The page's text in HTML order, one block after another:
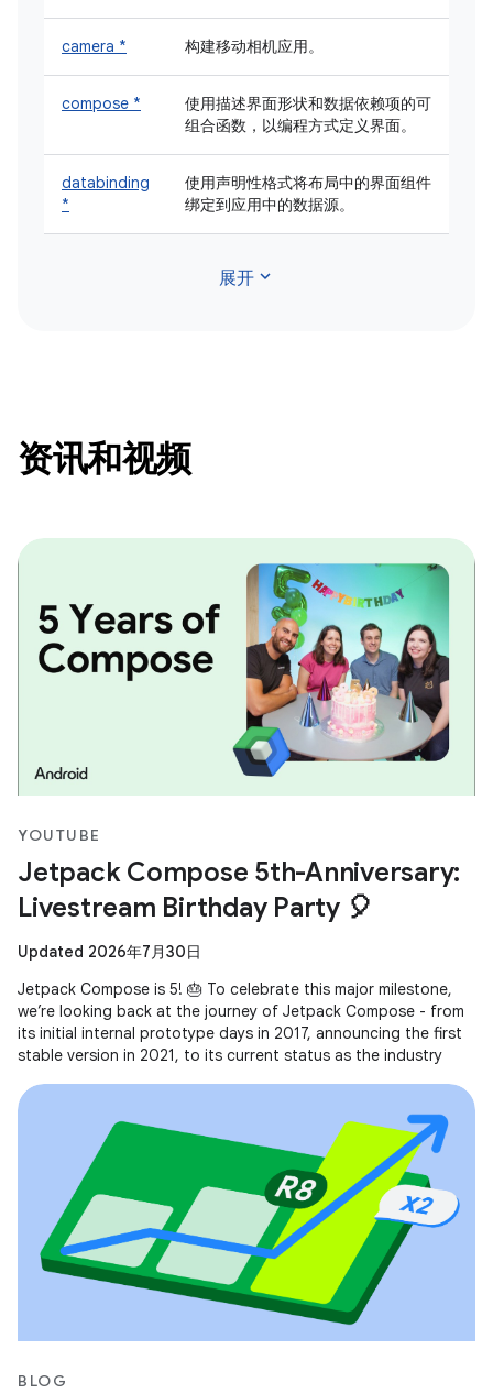
camera * 构建移动相机应用。
compose *
使用描述界面形状和数据依赖项的可
组合函数，以编程方式定义界面。
databinding
*
使用声明性格式将布局中的界面组件
绑定到应用中的数据源。
展开 expand_more
资讯和视频
YOUTUBE
Jetpack Compose 5th-Anniversary:
Livestream Birthday Party 🎈
Updated 2026年7月30日
Jetpack Compose is 5! 🎂 To celebrate this major milestone,
we’re looking back at the journey of Jetpack Compose - from
its initial internal prototype days in 2017, announcing the first
stable version in 2021, to its current status as the industry
BLOG